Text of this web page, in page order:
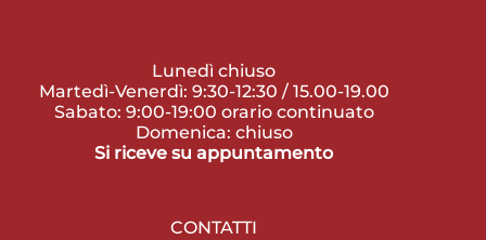
Lunedì chiuso
Martedì-Venerdì: 9:30-12:30 / 15.00-19.00
Sabato: 9:00-19:00 orario continuato
Domenica: chiuso
Si riceve su appuntamento
CONTATTI